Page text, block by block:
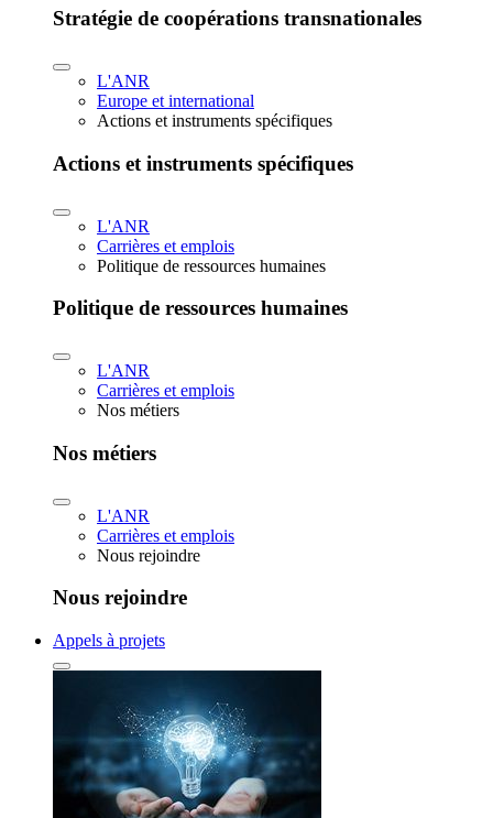
Stratégie de coopérations transnationales
L'ANR
Europe et international
Actions et instruments spécifiques
Actions et instruments spécifiques
L'ANR
Carrières et emplois
Politique de ressources humaines
Politique de ressources humaines
L'ANR
Carrières et emplois
Nos métiers
Nos métiers
L'ANR
Carrières et emplois
Nous rejoindre
Nous rejoindre
Appels à projets